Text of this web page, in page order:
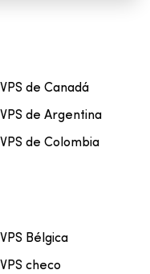
VPS de Canadá
VPS de Argentina
VPS de Colombia
VPS Bélgica
VPS checo